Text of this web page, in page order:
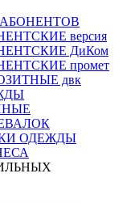
версия
ДиКом
промет
двк
ОДЕЖДЫ